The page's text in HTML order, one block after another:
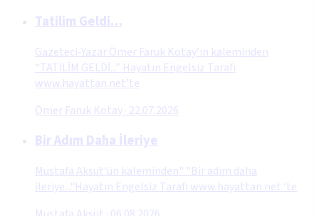
Tatilim Geldi…
Gazeteci-Yazar Ömer Faruk Kotay’ın kaleminden
“TATİLİM GELDİ...” Hayatın Engelsiz Tarafı
www.hayattan.net’te
Ömer Faruk Kotay· 22.07.2026
Bir Adım Daha İleriye
Mustafa Aksüt'ün kaleminden" "Bir adım daha
ileriye..."Hayatın Engelsiz Tarafı www.hayattan.net ‘te